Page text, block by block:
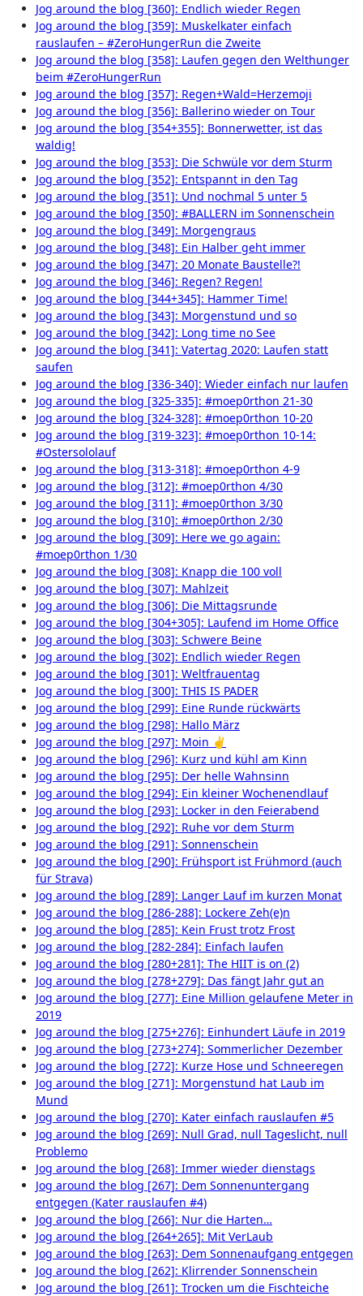
Jog around the blog [360]: Endlich wieder Regen
Jog around the blog [359]: Muskelkater einfach
rauslaufen – #ZeroHungerRun die Zweite
Jog around the blog [358]: Laufen gegen den Welthunger
beim #ZeroHungerRun
Jog around the blog [357]: Regen+Wald=Herzemoji
Jog around the blog [356]: Ballerino wieder on Tour
Jog around the blog [354+355]: Bonnerwetter, ist das
waldig!
Jog around the blog [353]: Die Schwüle vor dem Sturm
Jog around the blog [352]: Entspannt in den Tag
Jog around the blog [351]: Und nochmal 5 unter 5
Jog around the blog [350]: #BALLERN im Sonnenschein
Jog around the blog [349]: Morgengraus
Jog around the blog [348]: Ein Halber geht immer
Jog around the blog [347]: 20 Monate Baustelle?!
Jog around the blog [346]: Regen? Regen!
Jog around the blog [344+345]: Hammer Time!
Jog around the blog [343]: Morgenstund und so
Jog around the blog [342]: Long time no See
Jog around the blog [341]: Vatertag 2020: Laufen statt
saufen
Jog around the blog [336-340]: Wieder einfach nur laufen
Jog around the blog [325-335]: #moep0rthon 21-30
Jog around the blog [324-328]: #moep0rthon 10-20
Jog around the blog [319-323]: #moep0rthon 10-14:
#Ostersololauf
Jog around the blog [313-318]: #moep0rthon 4-9
Jog around the blog [312]: #moep0rthon 4/30
Jog around the blog [311]: #moep0rthon 3/30
Jog around the blog [310]: #moep0rthon 2/30
Jog around the blog [309]: Here we go again:
#moep0rthon 1/30
Jog around the blog [308]: Knapp die 100 voll
Jog around the blog [307]: Mahlzeit
Jog around the blog [306]: Die Mittagsrunde
Jog around the blog [304+305]: Laufend im Home Office
Jog around the blog [303]: Schwere Beine
Jog around the blog [302]: Endlich wieder Regen
Jog around the blog [301]: Weltfrauentag
Jog around the blog [300]: THIS IS PADER
Jog around the blog [299]: Eine Runde rückwärts
Jog around the blog [298]: Hallo März
Jog around the blog [297]: Moin ✌
Jog around the blog [296]: Kurz und kühl am Kinn
Jog around the blog [295]: Der helle Wahnsinn
Jog around the blog [294]: Ein kleiner Wochenendlauf
Jog around the blog [293]: Locker in den Feierabend
Jog around the blog [292]: Ruhe vor dem Sturm
Jog around the blog [291]: Sonnenschein
Jog around the blog [290]: Frühsport ist Frühmord (auch
für Strava)
Jog around the blog [289]: Langer Lauf im kurzen Monat
Jog around the blog [286-288]: Lockere Zeh(e)n
Jog around the blog [285]: Kein Frust trotz Frost
Jog around the blog [282-284]: Einfach laufen
Jog around the blog [280+281]: The HIIT is on (2)
Jog around the blog [278+279]: Das fängt Jahr gut an
Jog around the blog [277]: Eine Million gelaufene Meter in
2019
Jog around the blog [275+276]: Einhundert Läufe in 2019
Jog around the blog [273+274]: Sommerlicher Dezember
Jog around the blog [272]: Kurze Hose und Schneeregen
Jog around the blog [271]: Morgenstund hat Laub im
Mund
Jog around the blog [270]: Kater einfach rauslaufen #5
Jog around the blog [269]: Null Grad, null Tageslicht, null
Problemo
Jog around the blog [268]: Immer wieder dienstags
Jog around the blog [267]: Dem Sonnenuntergang
entgegen (Kater rauslaufen #4)
Jog around the blog [266]: Nur die Harten…
Jog around the blog [264+265]: Mit VerLaub
Jog around the blog [263]: Dem Sonnenaufgang entgegen
Jog around the blog [262]: Klirrender Sonnenschein
Jog around the blog [261]: Trocken um die Fischteiche